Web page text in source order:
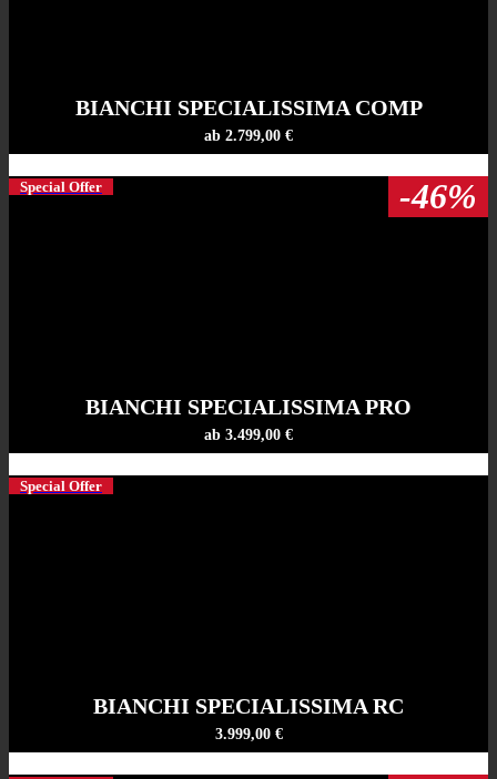
BIANCHI SPECIALISSIMA COMP
ab 2.799,00 €
Special Offer -46%
BIANCHI SPECIALISSIMA PRO
ab 3.499,00 €
Special Offer
BIANCHI SPECIALISSIMA RC
3.999,00 €